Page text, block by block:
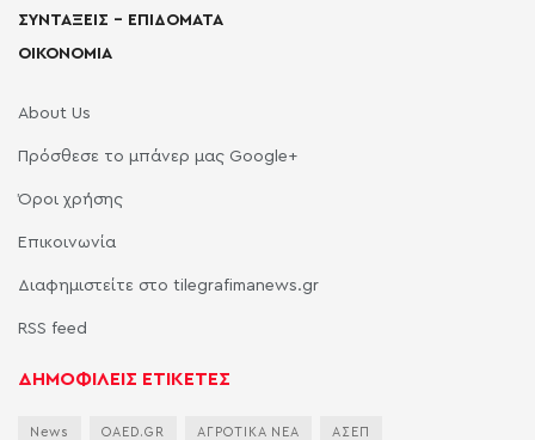
ΣΥΝΤΑΞΕΙΣ – ΕΠΙΔΟΜΑΤΑ
ΟΙΚΟΝΟΜΙΑ
About Us
Πρόσθεσε το μπάνερ μας Google+
Όροι χρήσης
Επικοινωνία
Διαφημιστείτε στο tilegrafimanews.gr
RSS feed
ΔΗΜΟΦΙΛΕΙΣ ΕΤΙΚΕΤΕΣ
News OAED.GR ΑΓΡΟΤΙΚΑ ΝΕΑ ΑΣΕΠ